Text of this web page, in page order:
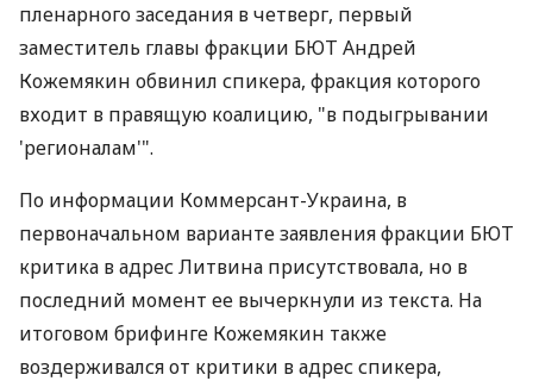
пленарного заседания в четверг, первый
заместитель главы фракции БЮТ Андрей
Кожемякин обвинил спикера, фракция которого
входит в правящую коалицию, "в подыгрывании
'регионалам'".
По информации Коммерсант-Украина, в
первоначальном варианте заявления фракции БЮТ
критика в адрес Литвина присутствовала, но в
последний момент ее вычеркнули из текста. На
итоговом брифинге Кожемякин также
воздерживался от критики в адрес спикера,